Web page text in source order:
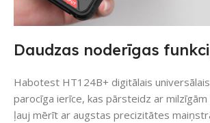
Daudzas noderīgas
Habotest HT124B+ digitālais
parocīga ierīce, kas pārsteidz ar
ļauj mērīt ar augstas precizitātes